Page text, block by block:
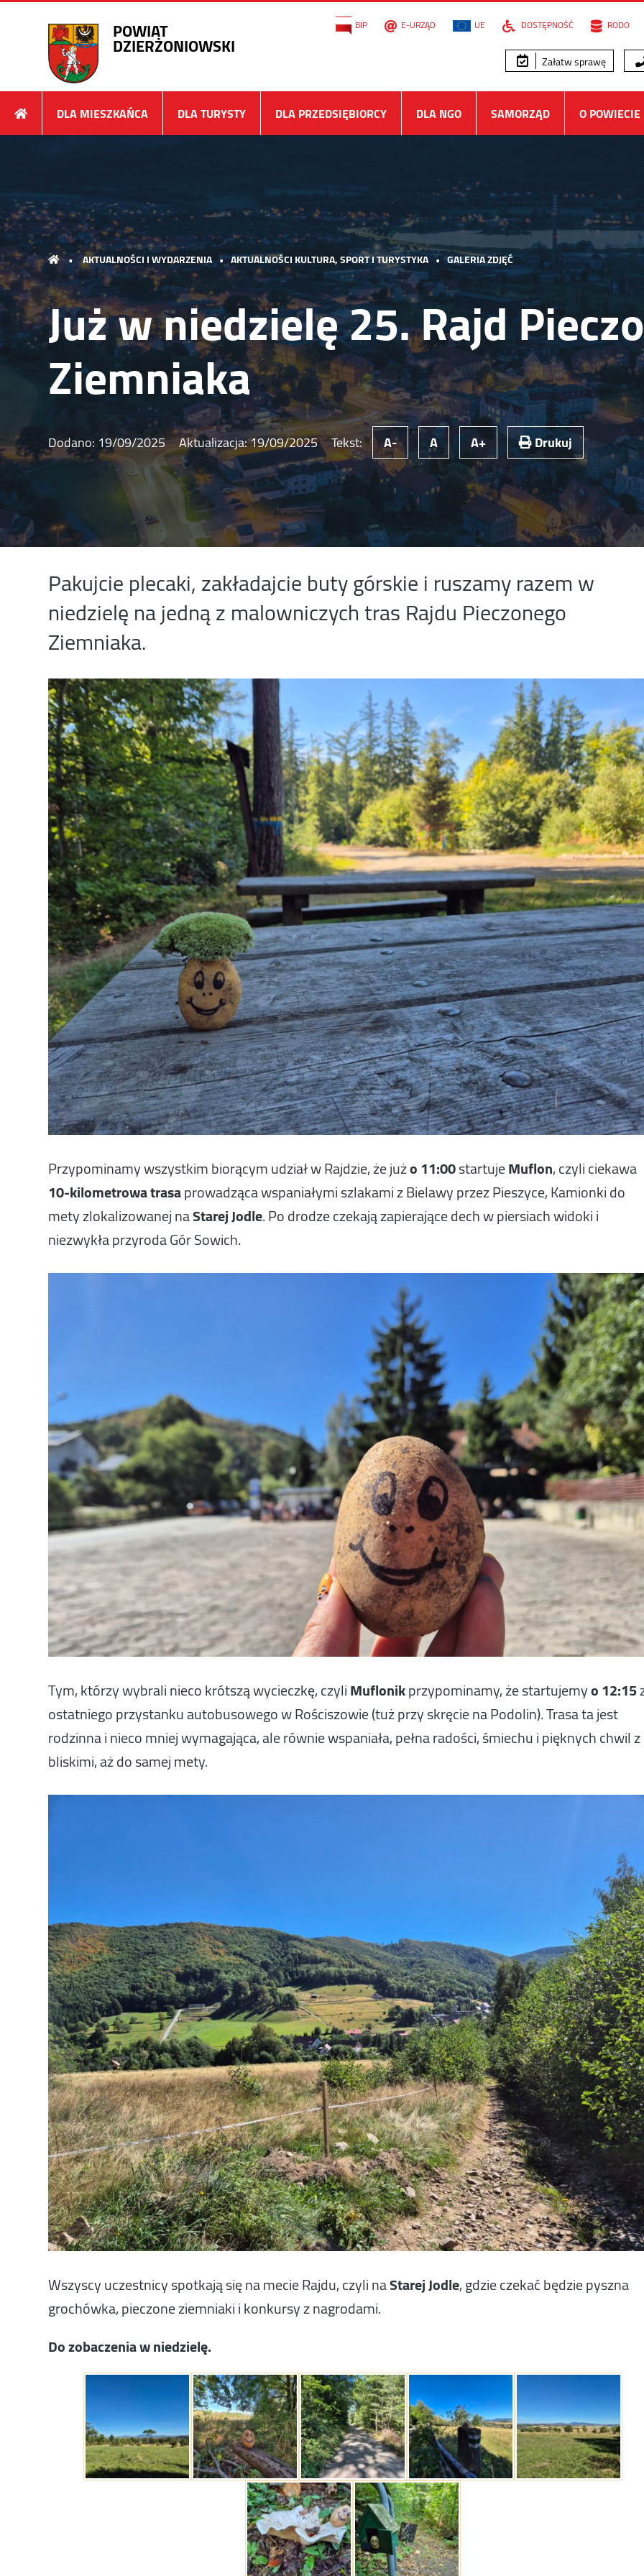
POWIAT
DZIERŻONIOWSKI
BIP E-URZĄD UE DOSTĘPNOŚĆ RODO
Załatw sprawę
DLA MIESZKAŃCA DLA TURYSTY DLA PRZEDSIĘBIORCY DLA NGO SAMORZĄD O POWIECIE
• AKTUALNOŚCI I WYDARZENIA • AKTUALNOŚCI KULTURA, SPORT I TURYSTYKA • GALERIA ZDJĘĆ
Już w niedzielę 25. Rajd
Ziemniaka
Dodano: 19/09/2025 Aktualizacja:19/09/2025 Tekst: A- A A+ Drukuj
Pakujcie plecaki, zakładajcie buty górskie i ruszamy razem w
niedzielę na jedną z malowniczych tras Rajdu Pieczonego
Ziemniaka.
Przypominamy wszystkim biorącym udział w Rajdzie, że jużo 11:00startujeMuflon, czyli ciekawa
10-kilometrowa trasaprowadząca wspaniałymi szlakami z Bielawy przez Pieszyce, Kamionki do
mety zlokalizowanej naStarej Jodle. Po drodze czekają zapierające dech w piersiach widoki i
niezwykła przyroda Gór Sowich.
Tym, którzy wybrali nieco krótszą wycieczkę, czyliMuflonikprzypominamy, że startujemyo 12:15
ostatniego przystanku autobusowego w Rościszowie (tuż przy skręcie na Podolin). Trasa ta jest
rodzinna i nieco mniej wymagająca, ale równie wspaniała, pełna radości, śmiechu i pięknych chwil z
bliskimi, aż do samej mety.
Wszyscy uczestnicy spotkają się na mecie Rajdu, czyli naStarej Jodle, gdzie czekać będzie pyszna
grochówka, pieczone ziemniaki i konkursy z nagrodami.
Do zobaczenia w niedzielę.